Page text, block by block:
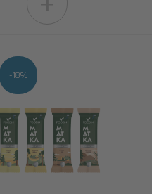
-18%